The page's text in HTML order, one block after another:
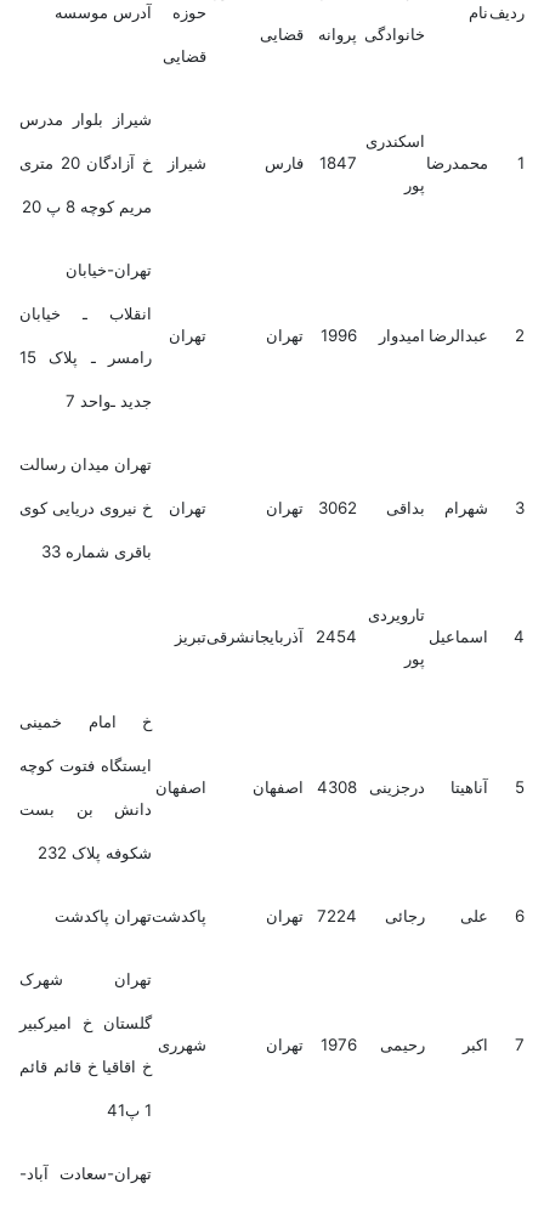
ردیفنام
خانوادگی پروانه قضایی
حوزه
قضایی
آدرس موسسه
1 محمدرضا
اسکندری
پور
1847 فارس شیراز
شیراز بلوار مدرس
خ آزادگان 20 متری
مریم کوچه 8 پ 20
2 عبدالرضا امیدوار 1996 تهران تهران
تهران-خیابان
انقلاب ـ خیابان
رامسر ـ پلاک 15
جدید ـ‌واحد 7
3 شهرام بداقی 3062 تهران تهران
تهران میدان رسالت
خ نیروی دریایی کوی
باقری شماره 33
4 اسماعیل
تارویردی
پور
2454 آذربایجانشرقیتبریز
5 آناهیتا درجزینی 4308 اصفهان اصفهان
خ امام خمینی
ایستگاه فتوت کوچه
دانش بن بست
شکوفه پلاک 232
6 علی رجائی 7224 تهران پاکدشتتهران پاکدشت
7 اکبر رحیمی 1976 تهران شهرری
تهران شهرک
گلستان خ امیرکبیر
خ اقاقیا خ قائم قائم
1 پ41
تهران-سعادت آباد-